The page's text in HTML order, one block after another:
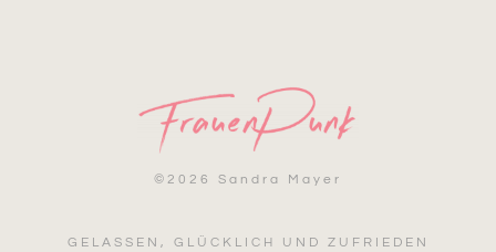
© 2026 Sandra Mayer
GELASSEN, GLÜCKLICH UND ZUFRIEDEN